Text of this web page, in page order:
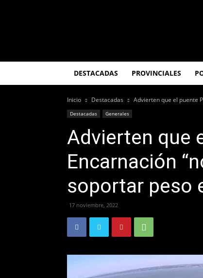
DESTACADAS PROVINCIALES
Inicio Destacadas Advierten que el puente
Destacadas Generales
Advierten que
Encarnación
soportar peso
17 noviembre, 2022